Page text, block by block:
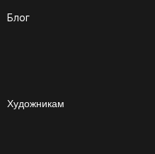
Блог
Художникам